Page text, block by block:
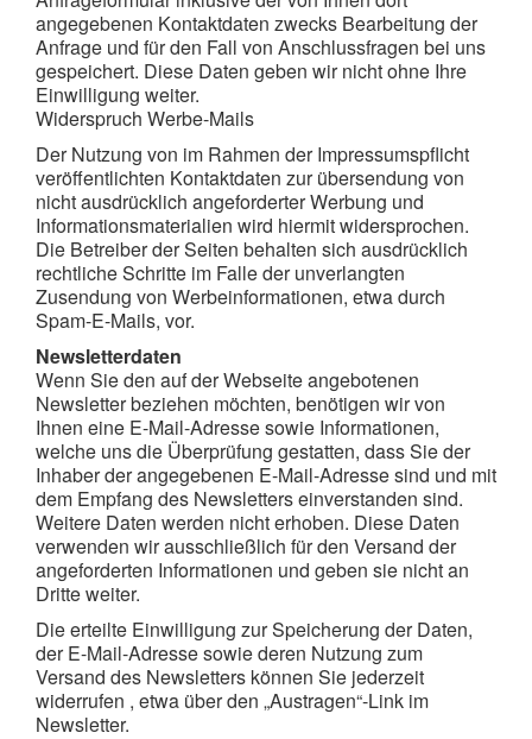
angegebenen Kontaktdaten zwecks Bearbeitung der
Anfrage und für den Fall von Anschlussfragen bei uns
gespeichert. Diese Daten geben wir nicht ohne Ihre
Einwilligung weiter.
Widerspruch Werbe-Mails
Der Nutzung von im Rahmen der Impressumspflicht
veröffentlichten Kontaktdaten zur übersendung von
nicht ausdrücklich angeforderter Werbung und
Informationsmaterialien wird hiermit widersprochen.
Die Betreiber der Seiten behalten sich ausdrücklich
rechtliche Schritte im Falle der unverlangten
Zusendung von Werbeinformationen, etwa durch
Spam-E-Mails, vor.
Newsletterdaten
Wenn Sie den auf der Webseite angebotenen
Newsletter beziehen möchten, benötigen wir von
Ihnen eine E-Mail-Adresse sowie Informationen,
welche uns die Überprüfung gestatten, dass Sie der
Inhaber der angegebenen E-Mail-Adresse sind und mit
dem Empfang des Newsletters einverstanden sind.
Weitere Daten werden nicht erhoben. Diese Daten
verwenden wir ausschließlich für den Versand der
angeforderten Informationen und geben sie nicht an
Dritte weiter.
Die erteilte Einwilligung zur Speicherung der Daten,
der E-Mail-Adresse sowie deren Nutzung zum
Versand des Newsletters können Sie jederzeit
widerrufen , etwa über den „Austragen“-Link im
Newsletter.